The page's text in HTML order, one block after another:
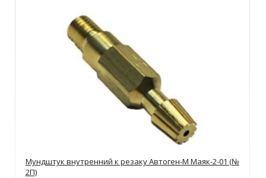
Мундштук внутренний к резаку Автоген-М Маяк-2-01 (№
2П)